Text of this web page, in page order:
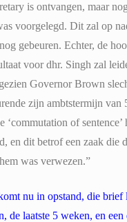
is ontvangen, maar
voorgelegd. Dit zal op
gebeuren. Echter, de
voor dhr. Singh zal
Governor Brown
zijn ambtstermijn van
‘commutation of sentence’
en dit betrof een zaak die
was verwezen.”
nu in opstand, die brief
de laatste 5 weken, en